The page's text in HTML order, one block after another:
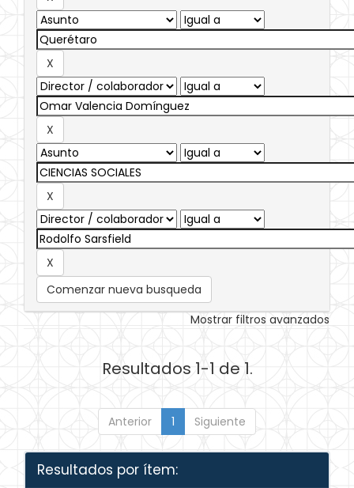
Comenzar nueva busqueda
Mostrar filtros avanzados
Resultados 1-1 de 1.
Anterior 1 Siguiente
Resultados por ítem: